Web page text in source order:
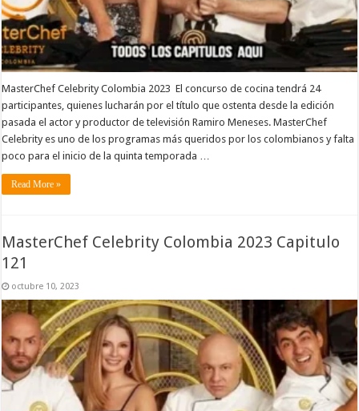
MasterChef Celebrity Colombia 2023 El concurso de cocina tendrá 24
participantes, quienes lucharán por el título que ostenta desde la edición
pasada el actor y productor de televisión Ramiro Meneses. MasterChef
Celebrity es uno de los programas más queridos por los colombianos y falta
poco para el inicio de la quinta temporada …
Read More »
MasterChef Celebrity Colombia 2023 Capitulo
121
octubre 10, 2023